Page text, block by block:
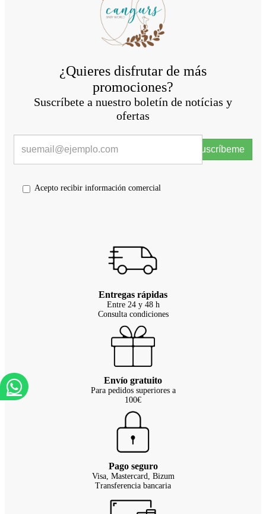
¿Quieres disfrutar de más
promociones?
Suscríbete a nuestro boletín de notícias y
ofertas
Suscríbeme
Acepto recibir información comercial
Entregas rápidas
Entre 24 y 48 h
Consulta condiciones
Envío gratuito
Para pedidos superiores a
100€
Pago seguro
Visa, Mastercard, Bizum
Transferencia bancaria